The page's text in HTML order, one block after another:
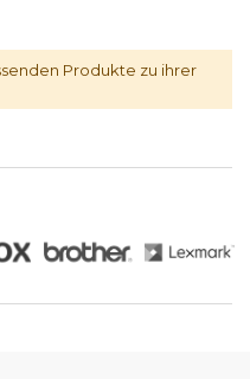
Produkte zu ihrer